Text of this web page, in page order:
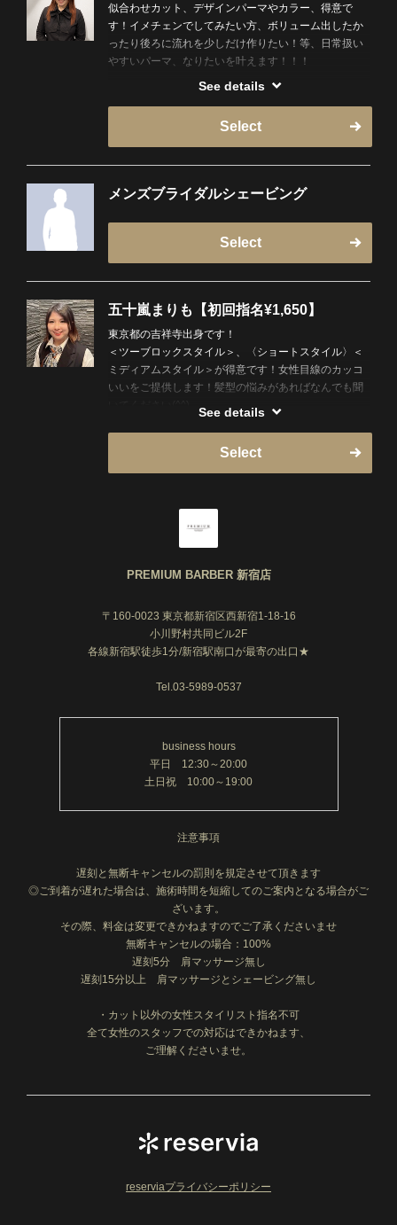
似合わせカット、デザインパーマやカラー、得意で
す！イメチェンでしてみたい方、ボリューム出したか
ったり後ろに流れを少しだけ作りたい！等、日常扱い
やすいパーマ、なりたいを叶えます！！！
きなのでよく行きます！美味しいご飯屋さんとお酒も
大好きです！
See details
Select
メンズブライダルシェービング
Select
五十嵐まりも【初回指名¥1,650】
東京都の吉祥寺出身です！
＜ツーブロックスタイル＞、〈ショートスタイル〉＜
ミディアムスタイル＞が得意です！女性目線のカッコ
いいをご提供します！髪型の悩みがあればなんでも聞
趣味は、ディズニーに行く事と美味しいお店を探すこ
とです！特に辛いのと甘いのが好きです！あとは洋画
レーツオブカリビアン」です！
お客様に癒しの時間を過ごしていただけるように頑張
店お待ちしています！
See details
Select
PREMIUM BARBER 新宿店
〒160-0023 東京都新宿区西新宿1-18-16
小川野村共同ビル2F
各線新宿駅徒歩1分/新宿駅南口が最寄の出口★
Tel.03-5989-0537
business hours
平日 12:30～20:00
土日祝 10:00～19:00
注意事項
遅刻と無断キャンセルの罰則を規定させて頂きます
◎ご到着が遅れた場合は、施術時間を短縮してのご案内となる場合がご
ざいます。
その際、料金は変更できかねますのでご了承くださいませ
無断キャンセルの場合：100%
遅刻5分 肩マッサージ無し
遅刻15分以上 肩マッサージとシェービング無し
・カット以外の女性スタイリスト指名不可
全て女性のスタッフでの対応はできかねます、
ご理解くださいませ。
reserviaプライバシーポリシー